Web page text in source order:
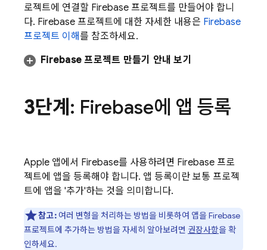
로젝트에 연결할 Firebase 프로젝트를 만들어야 합니
다. Firebase 프로젝트에 대한 자세한 내용은 Firebase
프로젝트 이해를 참조하세요.
Firebase 프로젝트 만들기 안내 보기
3단계 : Firebase에 앱 등록
Apple 앱에서 Firebase를 사용하려면 Firebase 프로
젝트에 앱을 등록해야 합니다. 앱 등록이란 보통 프로젝
트에 앱을 '추가'하는 것을 의미합니다.
참고:여러 변형을 처리하는 방법을 비롯하여 앱을 Firebase
프로젝트에 추가하는 방법을 자세히 알아보려면 권장사항을 확
인하세요.